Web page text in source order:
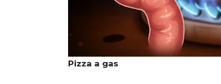
Pizza a gas